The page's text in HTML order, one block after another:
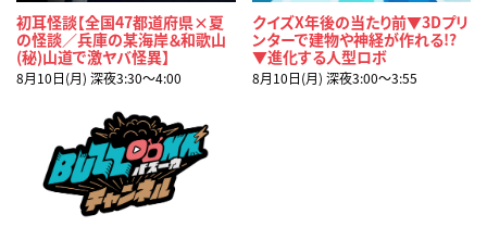
初耳怪談【全国47都道府県×夏
の怪談／兵庫の某海岸＆和歌山
(秘)山道で激ヤバ怪異】
8月10日(月) 深夜3:30〜4:00
クイズX年後の当たり前▼3Dプリ
ンターで建物や神経が作れる!?
▼進化する人型ロボ
8月10日(月) 深夜3:00〜3:55